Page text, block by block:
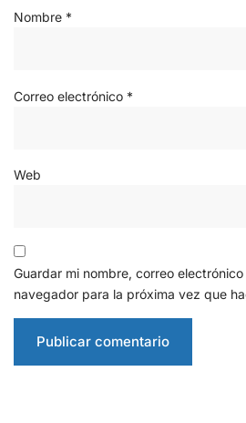
Nombre *
Correo electrónico *
Web
Guardar mi nombre, correo
navegador para la próxima vez que